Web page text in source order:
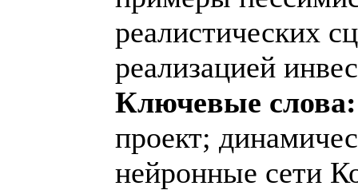
реалистических
реализацией
Ключевые слова:
проект;
нейронные сети